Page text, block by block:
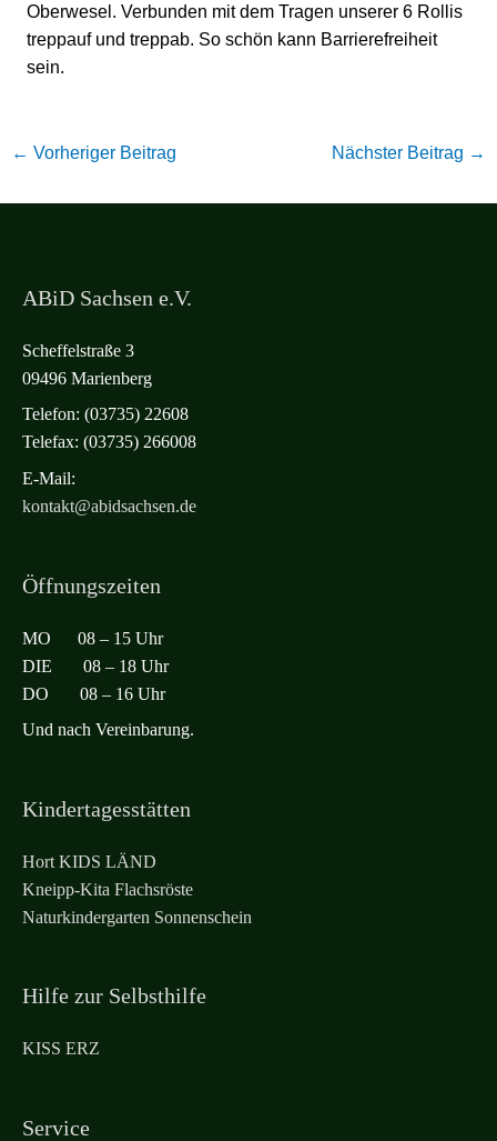
Oberwesel. Verbunden mit dem Tragen unserer 6 Rollis
treppauf und treppab. So schön kann Barrierefreiheit
sein.
← Vorheriger Beitrag Nächster Beitrag →
ABiD Sachsen e.V.
Scheffelstraße 3
09496 Marienberg
Telefon: (03735) 22608
Telefax: (03735) 266008
E-Mail:
kontakt@abidsachsen.de
Öffnungszeiten
MO 08 – 15 Uhr
DIE 08 – 18 Uhr
DO 08 – 16 Uhr
Und nach Vereinbarung.
Kindertagesstätten
Hort KIDS LÄND
Kneipp-Kita Flachsröste
Naturkindergarten Sonnenschein
Hilfe zur Selbsthilfe
KISS ERZ
Service